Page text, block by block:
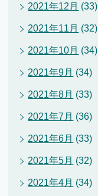
2021年12月 (33)
2021年11月 (32)
2021年10月 (34)
2021年9月 (34)
2021年8月 (33)
2021年7月 (36)
2021年6月 (33)
2021年5月 (32)
2021年4月 (34)